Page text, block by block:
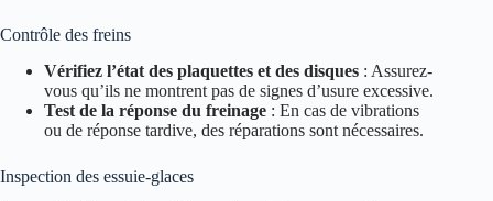
Contrôle des freins
Vérifiez l’état des plaquettes et des disques : Assurez-
vous qu’ils ne montrent pas de signes d’usure excessive.
Test de la réponse du freinage : En cas de vibrations
ou de réponse tardive, des réparations sont nécessaires.
Inspection des essuie-glaces